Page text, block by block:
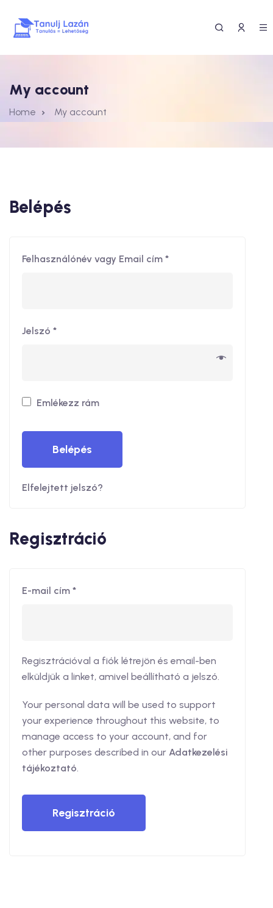
My account
Home My account
Belépés
Felhasználónév vagy Email cím *
Jelszó *
Emlékezz rám
Belépés
Elfelejtett jelszó?
Regisztráció
E-mail cím *
Regisztrációval a fiók létrejön és email-ben
elküldjük a linket, amivel beállítható a jelszó.
Your personal data will be used to support
your experience throughout this website, to
manage access to your account, and for
other purposes described in our Adatkezelési
tájékoztató.
Regisztráció